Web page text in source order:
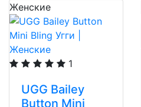
Женские
1
UGG Bailey
Button Mini